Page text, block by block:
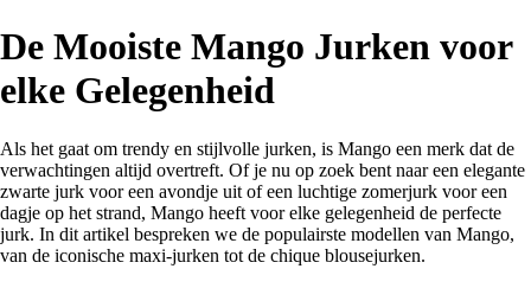
De Mooiste Mango Jurken voor
elke Gelegenheid
Als het gaat om trendy en stijlvolle jurken, is Mango een merk dat de
verwachtingen altijd overtreft. Of je nu op zoek bent naar een elegante
zwarte jurk voor een avondje uit of een luchtige zomerjurk voor een
dagje op het strand, Mango heeft voor elke gelegenheid de perfecte
jurk. In dit artikel bespreken we de populairste modellen van Mango,
van de iconische maxi-jurken tot de chique blousejurken.